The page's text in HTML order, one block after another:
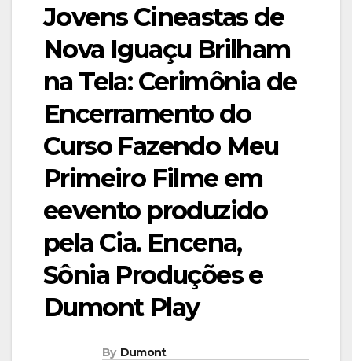
Jovens Cineastas de
Nova Iguaçu Brilham
na Tela: Cerimônia de
Encerramento do
Curso Fazendo Meu
Primeiro Filme em
eevento produzido
pela Cia. Encena,
Sônia Produções e
Dumont Play
By Dumont